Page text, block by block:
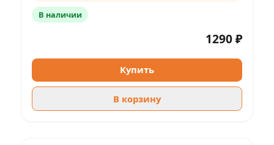
В наличии
1290 ₽
Купить
В корзину